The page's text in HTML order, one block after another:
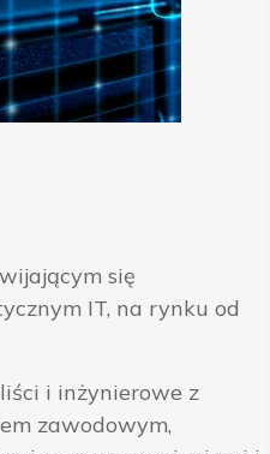
się
IT, na rynku od
i inżynierowe z
zawodowym,